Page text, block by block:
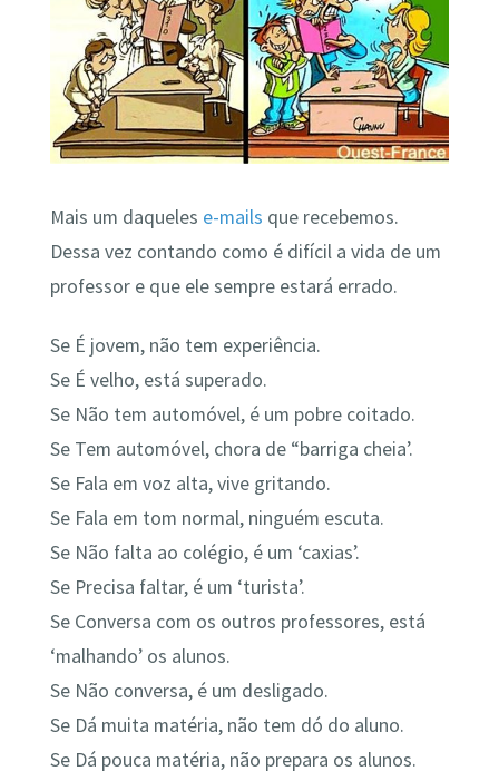
Mais um daqueles e-mails que recebemos.
Dessa vez contando como é difícil a vida de um
professor e que ele sempre estará errado.
Se É jovem, não tem experiência.
Se É velho, está superado.
Se Não tem automóvel, é um pobre coitado.
Se Tem automóvel, chora de “barriga cheia’.
Se Fala em voz alta, vive gritando.
Se Fala em tom normal, ninguém escuta.
Se Não falta ao colégio, é um ‘caxias’.
Se Precisa faltar, é um ‘turista’.
Se Conversa com os outros professores, está
‘malhando’ os alunos.
Se Não conversa, é um desligado.
Se Dá muita matéria, não tem dó do aluno.
Se Dá pouca matéria, não prepara os alunos.